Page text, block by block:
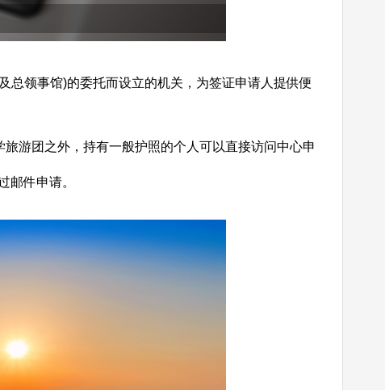
总领事馆)的委托而设立的机关，为签证申请人提供便
旅游团之外，持有一般护照的个人可以直接访问中心申
邮件申请。